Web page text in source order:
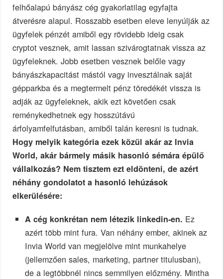
felhőalapú bányász cég gyakorlatilag egyfajta
átverésre alapul. Rosszabb esetben eleve lenyúlják az
ügyfelek pénzét amiből egy rövidebb ideig csak
cryptot vesznek, amit lassan szivárogtatnak vissza az
ügyfeleknek. Jobb esetben vesznek belőle vagy
bányászkapacitást mástól vagy invesztálnak saját
gépparkba és a megtermelt pénz töredékét vissza is
adják az ügyfeleknek, akik ezt követően csak
reménykedhetnek egy hosszútávú
árfolyamfelfutásban, amiből talán keresni is tudnak.
Hogy melyik kategória ezek közül akár az Invia
World, akár bármely másik hasonló sémára épülő
vállalkozás? Nem tisztem ezt eldönteni, de azért
néhány gondolatot a hasonló lehúzások
elkerülésére:
A cég konkrétan nem létezik linkedin-en. Ez
azért több mint fura. Van néhány ember, akinek az
Invia World van megjelölve mint munkahelye
(jellemzően sales, marketing, partner titulusban),
de a legtöbbnél nincs semmilyen előzmény. Mintha